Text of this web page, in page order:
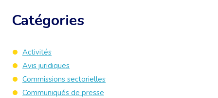
Catégories
Activités
Avis juridiques
Commissions sectorielles
Communiqués de presse